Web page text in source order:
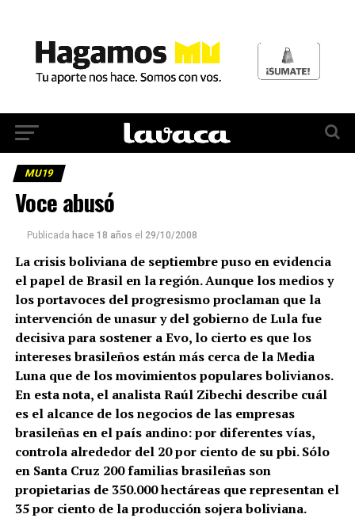
MU19
Voce abusó
Publicada hace 18 años el 29/10/2008
La crisis boliviana de septiembre puso en evidencia
el papel de Brasil en la región. Aunque los medios y
los portavoces del progresismo proclaman que la
intervención de unasur y del gobierno de Lula fue
decisiva para sostener a Evo, lo cierto es que los
intereses brasileños están más cerca de la Media
Luna que de los movimientos populares bolivianos.
En esta nota, el analista Raúl Zibechi describe cuál
es el alcance de los negocios de las empresas
brasileñas en el país andino: por diferentes vías,
controla alrededor del 20 por ciento de su pbi. Sólo
en Santa Cruz 200 familias brasileñas son
propietarias de 350.000 hectáreas que representan el
35 por ciento de la producción sojera boliviana.